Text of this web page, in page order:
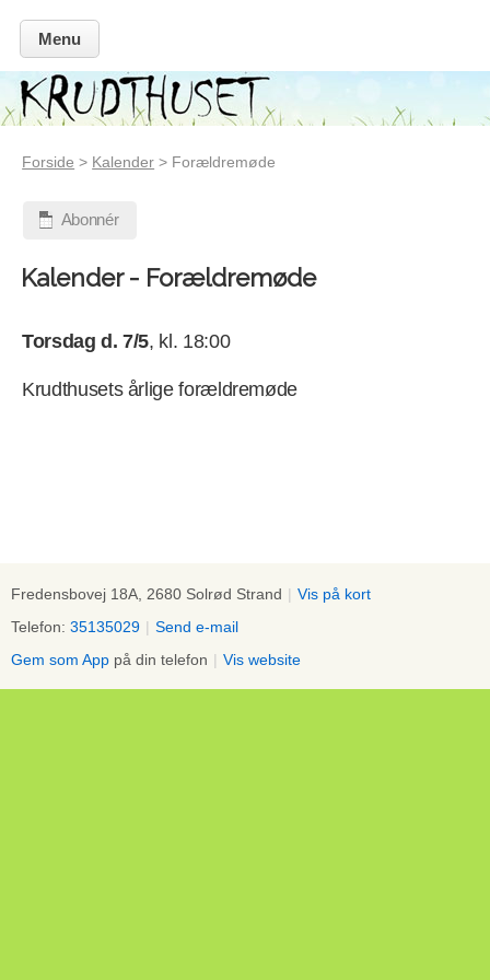
Menu
Forside > Kalender > Forældremøde
Abonnér
Kalender - Forældremøde
Torsdag d. 7/5, kl. 18:00
Krudthusets årlige forældremøde
Fredensbovej 18A, 2680 Solrød Strand | Vis på kort
Telefon: 35135029 | Send e-mail
Gem som App på din telefon | Vis website